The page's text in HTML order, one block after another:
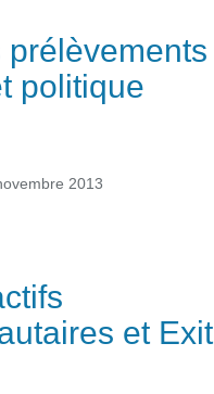
politique
2013
et Exit